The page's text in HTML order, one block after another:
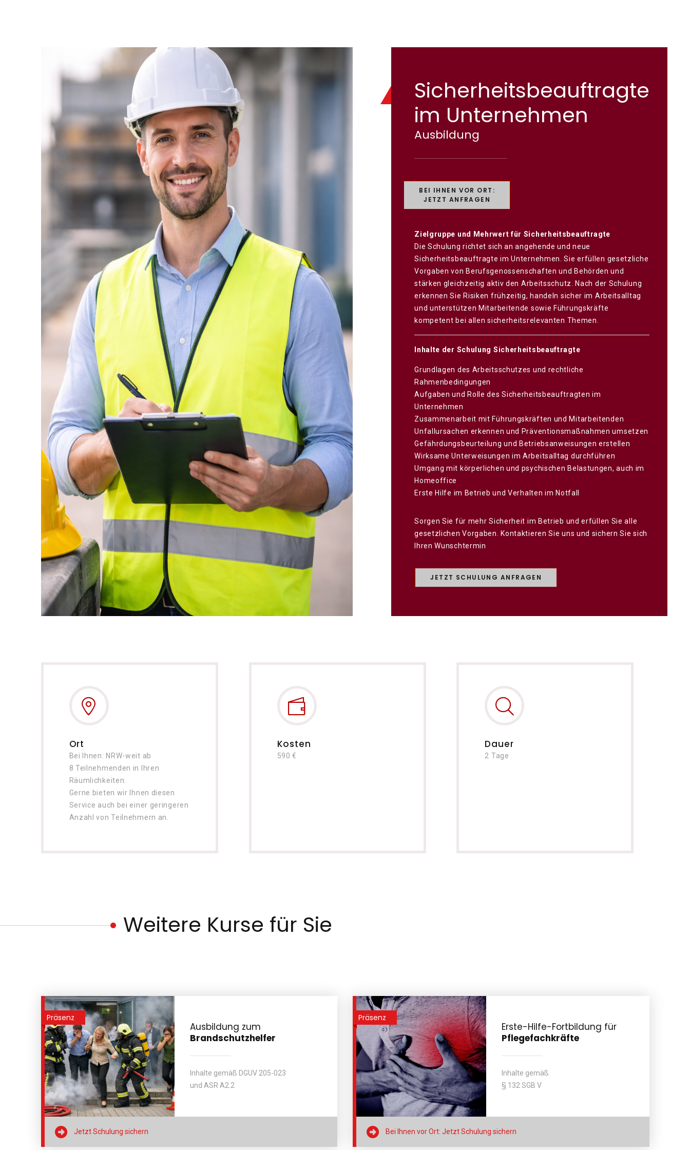
Sicherheitsbeauftragte
im Unternehmen
Ausbildung
BEI IHNEN VOR ORT:
JETZT ANFRAGEN
Zielgruppe und Mehrwert für Sicherheitsbeauftragte
Die Schulung richtet sich an angehende und neue
Sicherheitsbeauftragte im Unternehmen. Sie erfüllen gesetzliche
Vorgaben von Berufsgenossenschaften und Behörden und
stärken gleichzeitig aktiv den Arbeitsschutz. Nach der Schulung
erkennen Sie Risiken frühzeitig, handeln sicher im Arbeitsalltag
und unterstützen Mitarbeitende sowie Führungskräfte
kompetent bei allen sicherheitsrelevanten Themen.
Inhalte der Schulung Sicherheitsbeauftragte
Grundlagen des Arbeitsschutzes und rechtliche
Rahmenbedingungen
Aufgaben und Rolle des Sicherheitsbeauftragten im
Unternehmen
Zusammenarbeit mit Führungskräften und Mitarbeitenden
Unfallursachen erkennen und Präventionsmaßnahmen umsetzen
Gefährdungsbeurteilung und Betriebsanweisungen erstellen
Wirksame Unterweisungen im Arbeitsalltag durchführen
Umgang mit körperlichen und psychischen Belastungen, auch im
Homeoffice
Erste Hilfe im Betrieb und Verhalten im Notfall
Sorgen Sie für mehr Sicherheit im Betrieb und erfüllen Sie alle
gesetzlichen Vorgaben. Kontaktieren Sie uns und sichern Sie sich
Ihren Wunschtermin
JETZT SCHULUNG ANFRAGEN
Ort
Bei Ihnen: NRW-weit ab
8 Teilnehmenden in Ihren
Räumlichkeiten.
Gerne bieten wir Ihnen diesen
Service auch bei einer geringeren
Anzahl von Teilnehmern an.
Kosten
590 €
Dauer
2 Tage
Weitere Kurse für Sie
Präsenz
Ausbildung zum
Brandschutzhelfer
Inhalte gemäß DGUV 205-023
und ASR A2.2
 Jetzt Schulung sichern
Präsenz
Erste-Hilfe-Fortbildung für
Pflegefachkräfte
Inhalte gemäß
§ 132 SGB V
 Bei Ihnen vor Ort: Jetzt Schulung sichern